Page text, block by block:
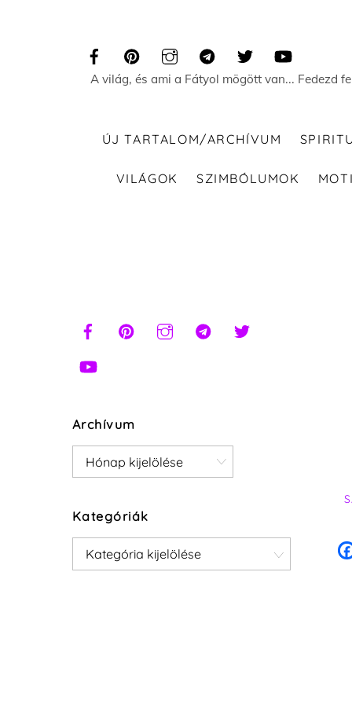
A világ, és ami a Fátyol mögött van... Fedezd
ÚJ TARTALOM/ARCHÍVUM
VILÁGOK SZIMBÓLUMOK
Archívum
Archívum
Kategóriák
Kategóriák